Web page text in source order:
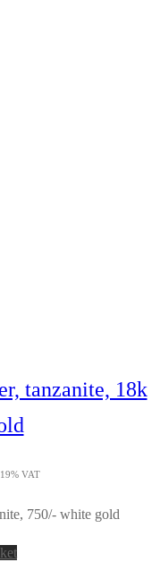
tanzanite, 18k
VAT
750/- white gold